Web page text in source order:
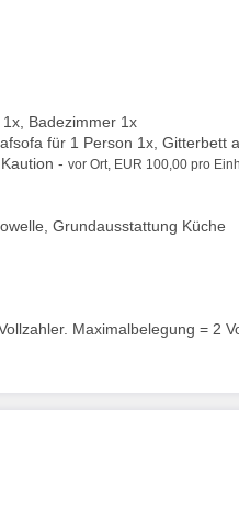
Badezimmer 1x
für 1 Person 1x, Gitterbett
, Kaution - vor Ort, EUR 100,00 pro
Grundausstattung Küche
Maximalbelegung = 2